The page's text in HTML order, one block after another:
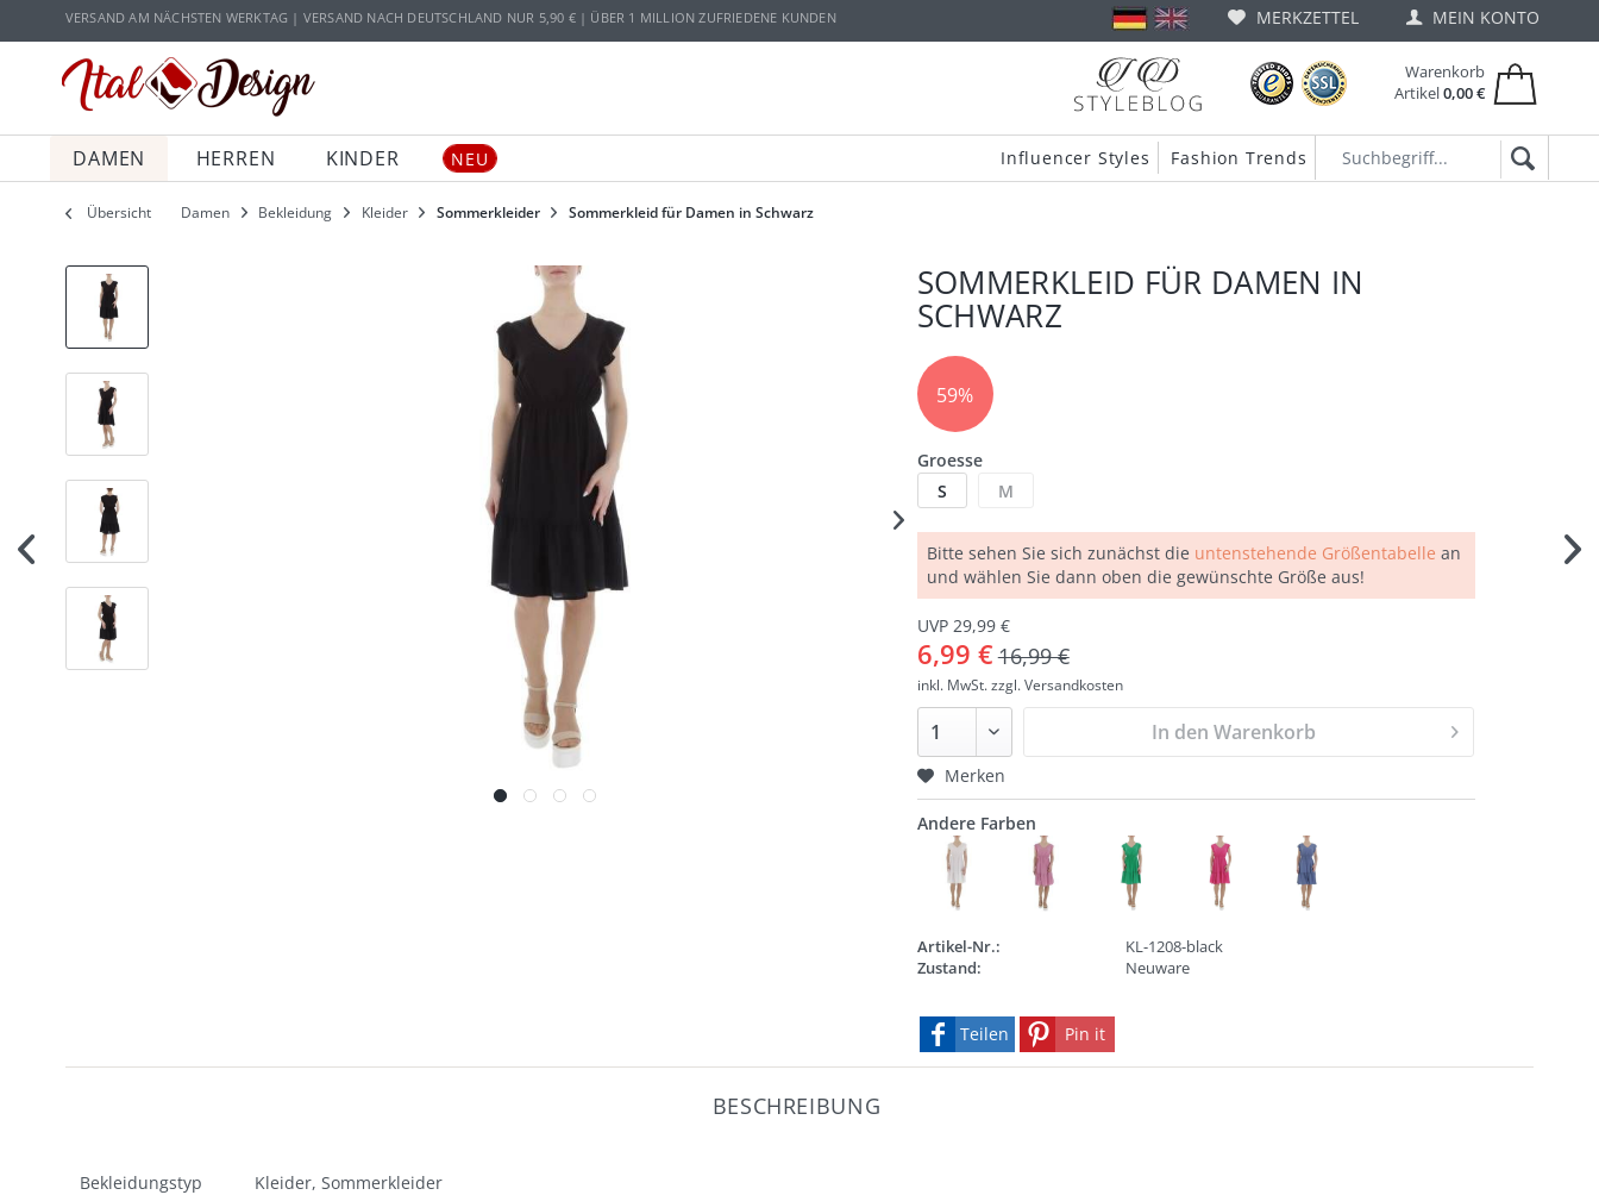
Zur Hauptnavigation springen Zum Hauptinhalt springen
VERSAND AM NÄCHSTEN WERKTAG | VERSAND NACH DEUTSCHLAND NUR 5,90 € | ÜBER 1 MILLION ZUFRIEDENE KUNDEN MERKZETTEL MEIN KONTO
Warenkorb
Artikel0,00 €
DAMEN HERREN KINDER NEU Influencer Styles Fashion Trends
Übersicht Damen Bekleidung Kleider Sommerkleider Sommerkleid für Damen in Schwarz
SOMMERKLEID FÜR DAMEN IN
SCHWARZ
59%
Groesse
S
M
Bitte sehen Sie sich zunächst die untenstehende Größentabelle an
und wählen Sie dann oben die gewünschte Größe aus!
UVP 29,99 €
6,99 €16,99 €
inkl. MwSt. zzgl. Versandkosten
In den Warenkorb
Merken
Andere Farben
Artikel-Nr.:
KL-1208-black
Zustand:
Neuware
Teilen Pin it
BESCHREIBUNG
Bekleidungstyp
Kleider, Sommerkleider